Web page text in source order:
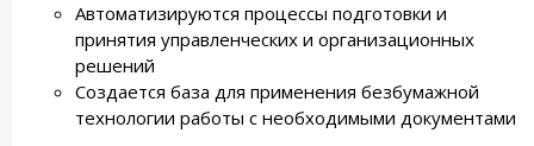
Автоматизируются процессы подготовки и
принятия управленческих и организационных
решений
Создается база для применения безбумажной
технологии работы с необходимыми документами